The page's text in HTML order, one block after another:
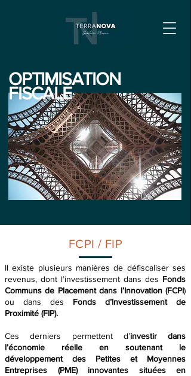
OPTIMISATION
FISCALE
FCPI / FIP
Il existe plusieurs manières de défiscaliser ses
revenus, dont l’investissement dans des Fonds
Communs de Placement dans l’Innovation (FCPI)
ou dans des Fonds d’Investissement de
Proximité (FIP).
Ces derniers permettent d’investir dans
l’économie réelle en soutenant le
développement des Petites et Moyennes
Entreprises (PME) innovantes situées en